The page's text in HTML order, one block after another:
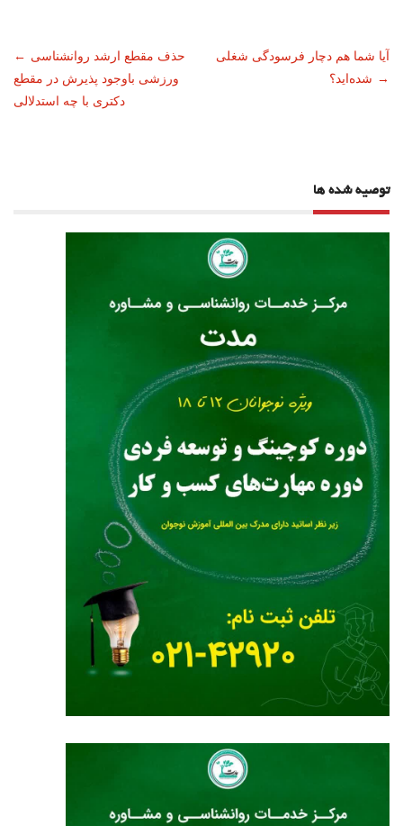
ناوبری
← حذف مقطع ارشد روانشناسی
ورزشی باوجود پذیرش در مقطع
دکتری با چه استدلالی
آیا شما هم دچار فرسودگی شغلی
شده‌اید؟ →
توصیه شده ها